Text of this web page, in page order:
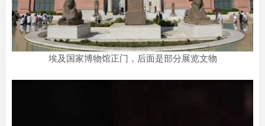
埃及国家博物馆正门，后面是部分展览文物